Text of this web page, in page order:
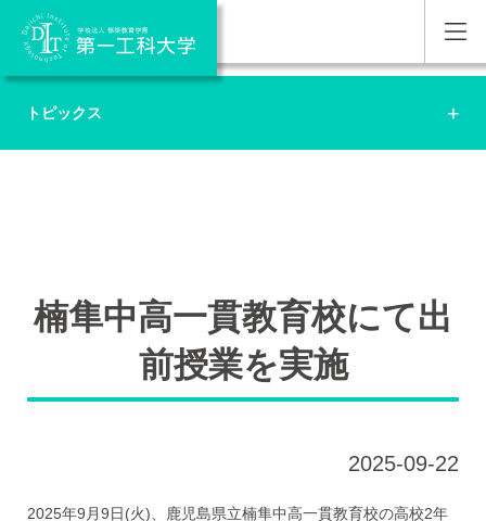
トピックス
楠隼中高一貫教育校にて出
前授業を実施
2025-09-22
2025年9月9日(火)、鹿児島県立楠隼中高一貫教育校の高校2年